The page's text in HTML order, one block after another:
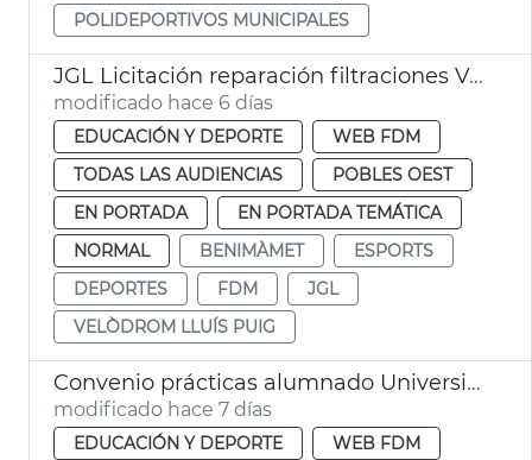
POLIDEPORTIVOS MUNICIPALES
JGL Licitación reparación filtraciones Velódromo València
modificado hace 6 días
EDUCACIÓN Y DEPORTE
WEB FDM
TODAS LAS AUDIENCIAS
POBLES OEST
EN PORTADA
EN PORTADA TEMÁTICA
NORMAL
BENIMÀMET
ESPORTS
DEPORTES
FDM
JGL
VELÒDROM LLUÍS PUIG
Convenio prácticas alumnado Universidad Católica FDM València
modificado hace 7 días
EDUCACIÓN Y DEPORTE WEB FDM